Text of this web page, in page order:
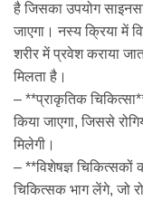
है जिसका उपयोग
जाएगा। नस्य क्रिया में
शरीर में प्रवेश कराया
मिलता है।
– **प्राकृतिक
किया जाएगा, जिससे
मिलेगी।
– **विशेषज्ञ चिकित्सकों
चिकित्सक भाग लेंगे, जो